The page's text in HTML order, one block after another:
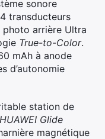
sonore
transducteurs
photo arrière Ultra
True-to-Color.
mAh à anode
d’autonomie
station de
HUAWEI Glide
magnétique